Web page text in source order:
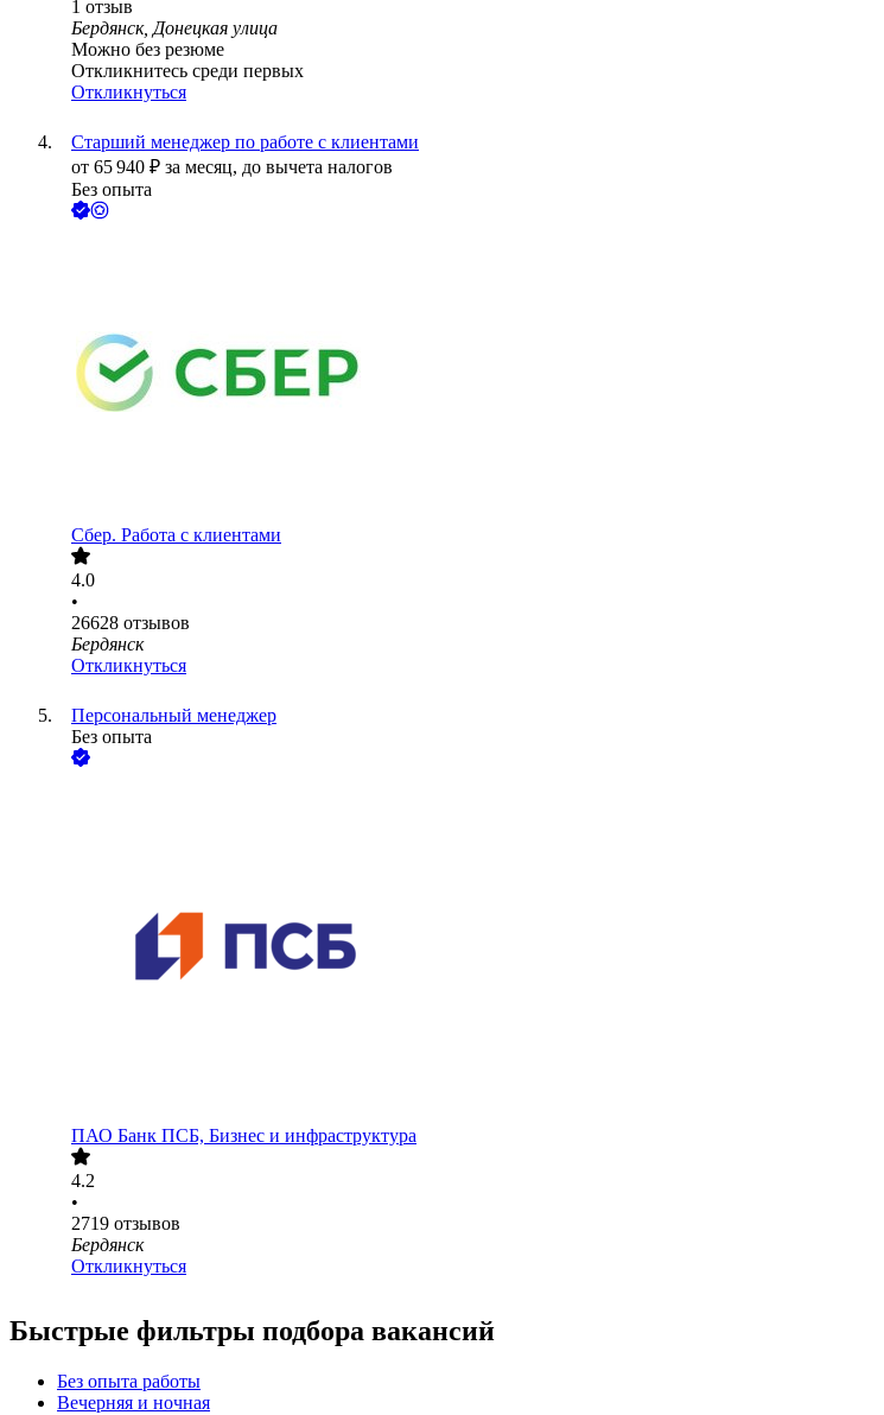
1 отзыв
Бердянск, Донецкая улица
Можно без резюме
Откликнитесь среди первых
Откликнуться
Старший менеджер по работе с клиентами
от 65 940 ₽ за месяц, до вычета налогов
Без опыта
Сбер. Работа с клиентами
4.0
•
26628 отзывов
Бердянск
Откликнуться
Персональный менеджер
Без опыта
ПАО Банк ПСБ, Бизнес и инфраструктура
4.2
•
2719 отзывов
Бердянск
Откликнуться
Быстрые фильтры подбора вакансий
Без опыта работы
Вечерняя и ночная